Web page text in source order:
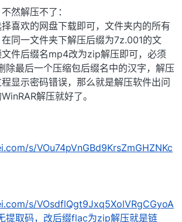
然解压不了：
喜欢的网盘下载即可，文件夹内的所有
同一文件夹下解压后缀为7z.001的文
件后缀名mp4改为zip解压即可，必须
除最后一个压缩包后缀名中的汉字，解压
显示密码错误，那么就是解压软件出问
解压就好了。
s/VOu74pVnGBd9KrsZmGHZNKc
s/VOsdflQgt9Jxq5XolVRgCGyoA
提取码，改后缀flac为zip解压就是链